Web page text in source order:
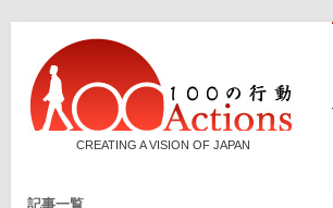
CREATING A VISION OF JAPAN
記事一覧